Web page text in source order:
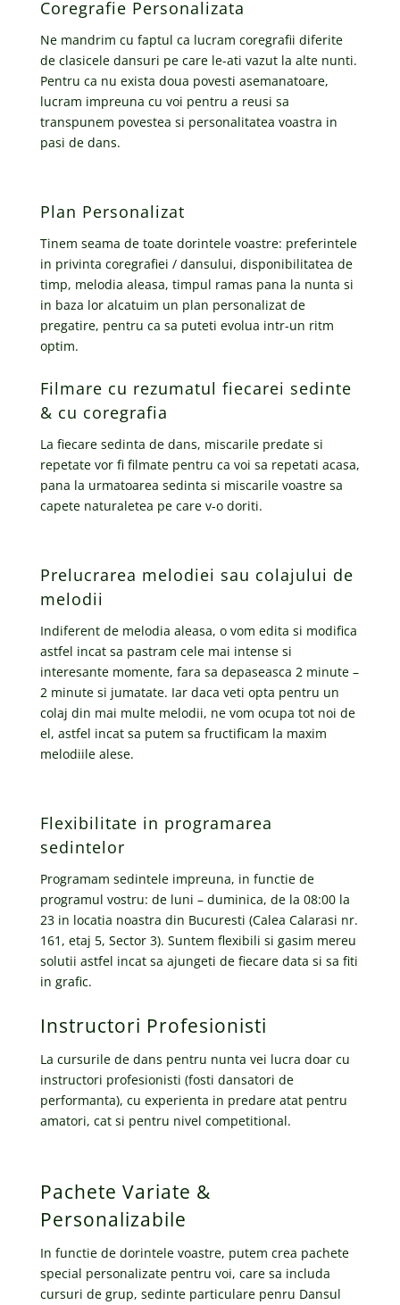
Coregrafie Personalizata
Ne mandrim cu faptul ca lucram coregrafii diferite
de clasicele dansuri pe care le-ati vazut la alte nunti.
Pentru ca nu exista doua povesti asemanatoare,
lucram impreuna cu voi pentru a reusi sa
transpunem povestea si personalitatea voastra in
pasi de dans.
Plan Personalizat
Tinem seama de toate dorintele voastre: preferintele
in privinta coregrafiei / dansului, disponibilitatea de
timp, melodia aleasa, timpul ramas pana la nunta si
in baza lor alcatuim un plan personalizat de
pregatire, pentru ca sa puteti evolua intr-un ritm
optim.
Filmare cu rezumatul fiecarei sedinte
& cu coregrafia
La fiecare sedinta de dans, miscarile predate si
repetate vor fi filmate pentru ca voi sa repetati acasa,
pana la urmatoarea sedinta si miscarile voastre sa
capete naturaletea pe care v-o doriti.
Prelucrarea melodiei sau colajului de
melodii
Indiferent de melodia aleasa, o vom edita si modifica
astfel incat sa pastram cele mai intense si
interesante momente, fara sa depaseasca 2 minute –
2 minute si jumatate. Iar daca veti opta pentru un
colaj din mai multe melodii, ne vom ocupa tot noi de
el, astfel incat sa putem sa fructificam la maxim
melodiile alese.
Flexibilitate in programarea
sedintelor
Programam sedintele impreuna, in functie de
programul vostru: de luni – duminica, de la 08:00 la
23 in locatia noastra din Bucuresti (Calea Calarasi nr.
161, etaj 5, Sector 3). Suntem flexibili si gasim mereu
solutii astfel incat sa ajungeti de fiecare data si sa fiti
in grafic.
Instructori Profesionisti
La cursurile de dans pentru nunta vei lucra doar cu
instructori profesionisti (fosti dansatori de
performanta), cu experienta in predare atat pentru
amatori, cat si pentru nivel competitional.
Pachete Variate &
Personalizabile
In functie de dorintele voastre, putem crea pachete
special personalizate pentru voi, care sa includa
cursuri de grup, sedinte particulare penru Dansul